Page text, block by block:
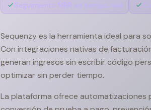
Seguimiento MRR en tiempo real
Sequenzy es la herramienta ideal para
Con integraciones nativas de
generan ingresos sin escribir código
optimizar sin perder tiempo.
La plataforma ofrece automatizaciones